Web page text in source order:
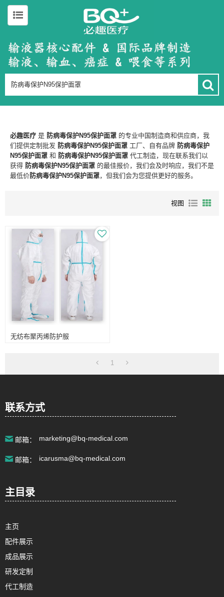
必趣医疗 是 防病毒保护N95保护面罩 的专业中国制造商和供应商，我
们提供定制批发 防病毒保护N95保护面罩 工厂、自有品牌 防病毒保护
N95保护面罩 和 防病毒保护N95保护面罩 代工制造，现在联系我们以
获得 防病毒保护N95保护面罩 的最佳报价，我们会及时响应，我们不是
最低价防病毒保护N95保护面罩，但我们会为您提供更好的服务。
视图
无纺布聚丙烯防护服
1
联系方式
电话:+86 021-57743953
info@bq-medical.com jasmine@bq-medical.com
邮箱： marketing@bq-medical.com
邮箱： icarusma@bq-medical.com
主目录
主页
配件展示
成品展示
研发定制
代工制造